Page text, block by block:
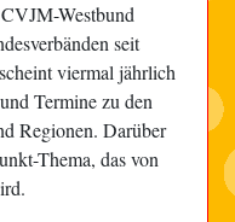
Westbund
seit
viermal jährlich
Termine zu den
Regionen. Darüber
Thema, das von